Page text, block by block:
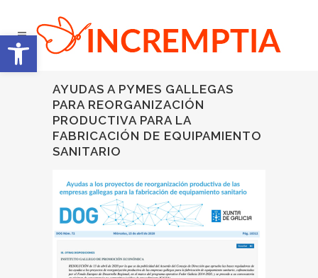
Abrir barra de herramientas
AYUDAS A PYMES GALLEGAS
PARA REORGANIZACIÓN
PRODUCTIVA PARA LA
FABRICACIÓN DE EQUIPAMIENTO
SANITARIO